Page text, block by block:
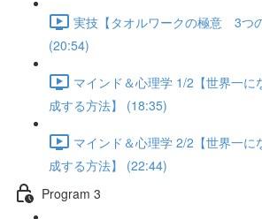
実技【タオルワークの極意 3つ
(20:54)
マインド＆心理学 1/2【世界一に
成する方法】 (18:35)
マインド＆心理学 2/2【世界一に
成する方法】 (22:44)
Program 3